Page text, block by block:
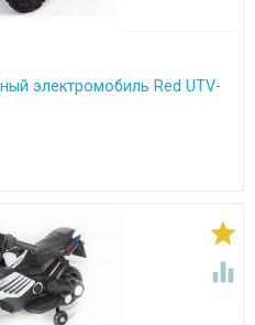
электромобиль Red UTV-

